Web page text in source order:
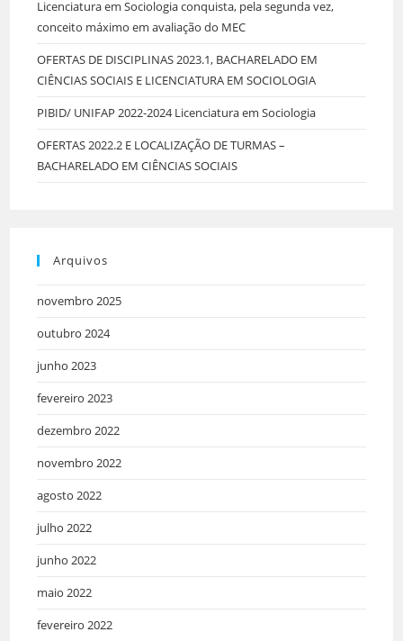
Licenciatura em Sociologia conquista, pela segunda vez,
conceito máximo em avaliação do MEC
OFERTAS DE DISCIPLINAS 2023.1, BACHARELADO EM
CIÊNCIAS SOCIAIS E LICENCIATURA EM SOCIOLOGIA
PIBID/ UNIFAP 2022-2024 Licenciatura em Sociologia
OFERTAS 2022.2 E LOCALIZAÇÃO DE TURMAS –
BACHARELADO EM CIÊNCIAS SOCIAIS
Arquivos
novembro 2025
outubro 2024
junho 2023
fevereiro 2023
dezembro 2022
novembro 2022
agosto 2022
julho 2022
junho 2022
maio 2022
fevereiro 2022